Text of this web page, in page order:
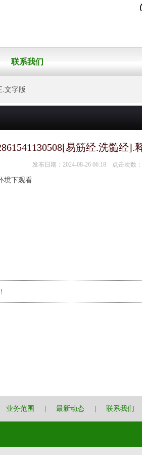
联系我们
字版
易筋经.洗髓经].
发布日期：2024-08-26 06:18 点击次数
境下观看
业务范围 最新动态 联系我们